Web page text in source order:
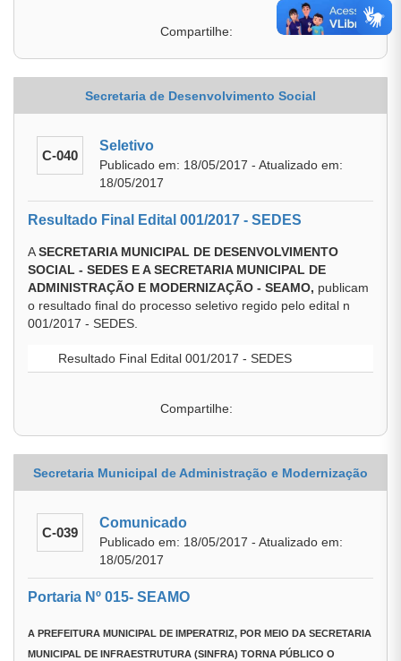
Compartilhe:
Secretaria de Desenvolvimento Social
C-040
Seletivo
Publicado em: 18/05/2017 - Atualizado em:
18/05/2017
Resultado Final Edital 001/2017 - SEDES
ASECRETARIA MUNICIPAL DE DESENVOLVIMENTO
SOCIAL - SEDES E A SECRETARIA MUNICIPAL DE
ADMINISTRAÇÃO E MODERNIZAÇÃO - SEAMO, publicam
o resultado final do processo seletivo regido pelo edital n
001/2017 - SEDES.
Resultado Final Edital 001/2017 - SEDES
Compartilhe:
Secretaria Municipal de Administração e Modernização
C-039
Comunicado
Publicado em: 18/05/2017 - Atualizado em:
18/05/2017
Portaria Nº 015- SEAMO
A PREFEITURA MUNICIPAL DE IMPERATRIZ, POR MEIO DA SECRETARIA
MUNICIPAL DE INFRAESTRUTURA (SINFRA) TORNA PÚBLICO O